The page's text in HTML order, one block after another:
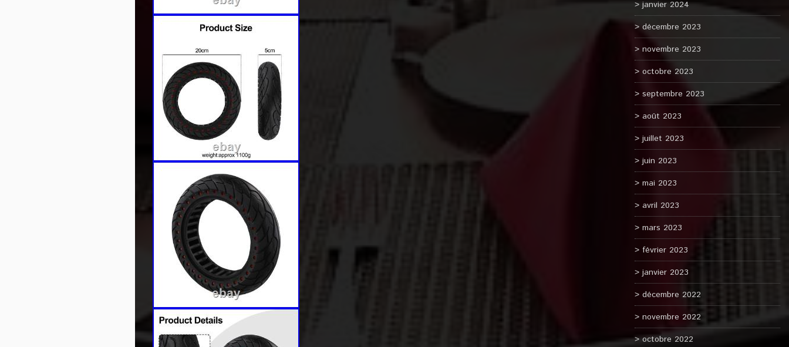
janvier 2024
décembre 2023
novembre 2023
octobre 2023
septembre 2023
août 2023
juillet 2023
juin 2023
mai 2023
avril 2023
mars 2023
février 2023
janvier 2023
décembre 2022
novembre 2022
octobre 2022